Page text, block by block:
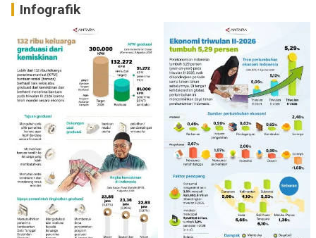
Infografik